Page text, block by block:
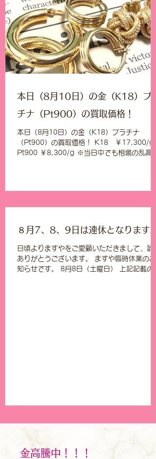
本日（8月10日）の金（K18）プラ
チナ（Pt900）の買取価格！
本日（8月10日）の金（K18）プラチナ
（Pt900）の買取価格！ K18 ￥17,300/g
Pt900 ￥8,300/g ※当日中でも相場の乱高下
め、表示価格での買取ができない場合があり
品物によってお取り扱いできない場合がござ
ます。ご来店前にお問い合わせくださいませ
金やプラチナの切れてしまったネックレスや
ング、片方のピアスやイヤリングもお買取で
ます！！ ダイヤモンド、ルビー、エメラル
８月7、8、9日は連休となります。
日頃よりますやをご愛顧いただきまして、誠
ありがとうございます。 ますや臨時休業のお
知らせです。 8月8日（土曜日） 上記記載の
金高騰中！！！